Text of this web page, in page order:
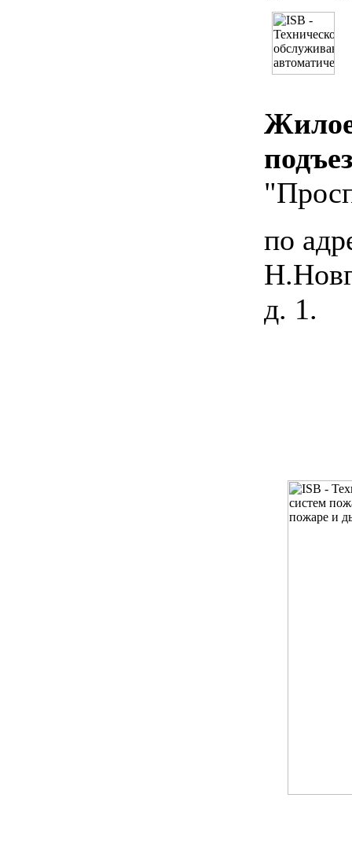
по
д. 1.